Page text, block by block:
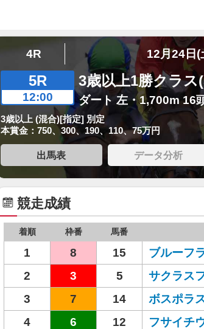
4R 12月24日(
5R
12:00
3歳以上1勝クラス
ダート 左・1,700m 16
3歳以上 (混合)[指定] 別定
本賞金：750、300、190、110、75万円
出馬表 データ分析
競走成績
着順 枠番 馬番
1 8 15 ブルーフ
2
3 5 サクラス
3
7 14 ボスポラ
4
6 12 フサイチ